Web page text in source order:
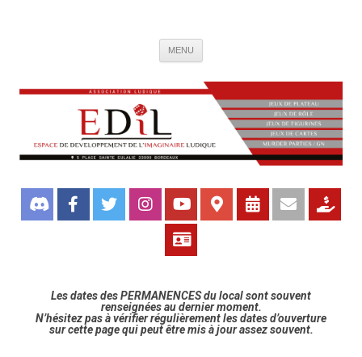
bordelaise
MENU
Les dates des PERMANENCES du local sont souvent
renseignées au dernier moment.
N’hésitez pas à vérifier régulièrement les dates d’ouverture
sur cette page qui peut être mis à jour assez souvent.